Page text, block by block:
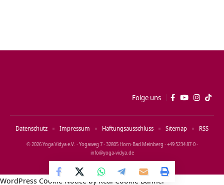
Folge uns
© 2026 Yoga Vidya e.V. · Yogaweg 7 · 32805 Horn‑Bad Meinberg · +49 5234 87‑0 ·
info@yoga‑vidya.de
Datenschutz Impressum Haftungsausschluss Sitemap RSS
WordPress Cookie Notice by Real Cookie Banner